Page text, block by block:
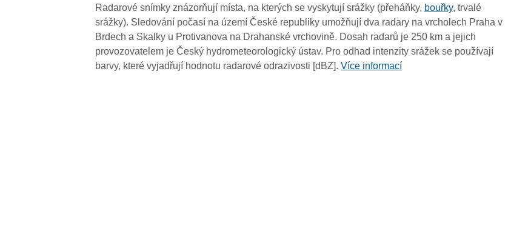
12:15
12:05
11:55
11:45
Radarové snímky znázorňují místa, na kterých se vyskytují srážky (přeháňky, bouřky, trvalé
srážky). Sledování počasí na území České republiky umožňují dva radary na vrcholech Praha v
Brdech a Skalky u Protivanova na Drahanské vrchovině. Dosah radarů je 250 km a jejich
provozovatelem je Český hydrometeorologický ústav. Pro odhad intenzity srážek se používají
barvy, které vyjadřují hodnotu radarové odrazivosti [dBZ].Více informací